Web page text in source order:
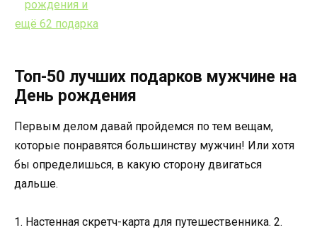
Топ-50 лучших подарков мужчине на
День рождения
Первым делом давай пройдемся по тем вещам,
которые понравятся большинству мужчин! Или хотя
бы определишься, в какую сторону двигаться
дальше.
1. Настенная скретч-карта для путешественника. 2.